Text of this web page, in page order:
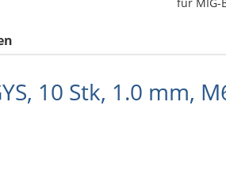
10 Stk, 1.0 mm,